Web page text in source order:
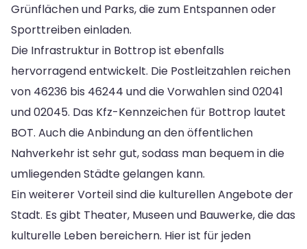
Grünflächen und Parks, die zum Entspannen oder
Sporttreiben einladen.
Die Infrastruktur in Bottrop ist ebenfalls
hervorragend entwickelt. Die Postleitzahlen reichen
von 46236 bis 46244 und die Vorwahlen sind 02041
und 02045. Das Kfz-Kennzeichen für Bottrop lautet
BOT. Auch die Anbindung an den öffentlichen
Nahverkehr ist sehr gut, sodass man bequem in die
umliegenden Städte gelangen kann.
Ein weiterer Vorteil sind die kulturellen Angebote der
Stadt. Es gibt Theater, Museen und Bauwerke, die das
kulturelle Leben bereichern. Hier ist für jeden